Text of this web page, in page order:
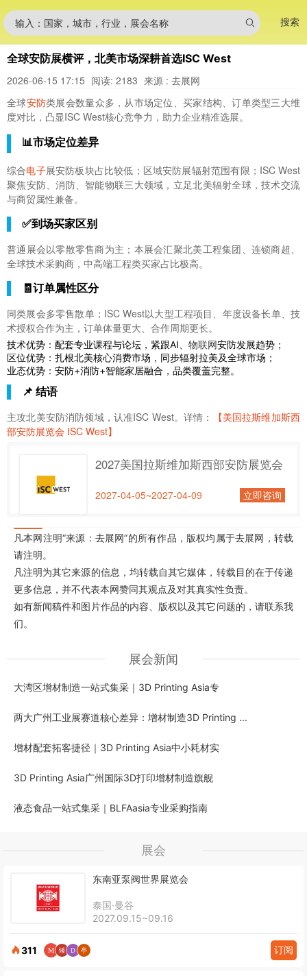
输入：国家，城市，行业，展会名称 搜索
全球安防展横评，北美市场深耕首选ISC West
2026-06-15 17:15 阅读: 2183 来源 : 去展网
全球安防类展会数量众多，从市场定位、买家结构、订单类型三大维
度对比，凸显ISC West核心竞争力，助力企业精准选展。
📊市场定位差异
综合电子展安防板块占比较低；区域安防展辐射范围有限；ISC West
聚焦安防、消防、智能物联三大领域，立足北美辐射全球，技术交流
与商贸属性兼备。
✅到场买家区别
普通展会以零散零售商为主；本展会汇聚北美工程集团、连锁商超、
全球技术采购商，中高端工程类买家占比极高。
🧾订单属性区分
同类展会多零售散单；ISC West以大型工程项目、年度设备长单、技
术授权合作为主，订单体量更大、合作周期更长。
技术优势：配套专业课程与论坛，紧跟AI、 物联网安防发展趋势；
区位优势：扎根北美核心消费市场，同步辐射拉美及全球市场；
业态优势：安防+消防+智能家居融合，品类覆盖完整。
📌 结语
主攻北美安防消防领域，认准ISC West。详情：
【美国拉斯维加斯西
部安防展览会 ISC West】
2027美国拉斯维加斯西部安防展览会
2027-04-05~2027-04-09 立即咨询
凡本网注明“来源：去展网”的所有作品，版权均属于去展网，转载
请注明。
凡注明为其它来源的信息，均转载自其它媒体，转载目的在于传递
更多信息，并不代表本网赞同其观点及对其真实性负责。
如有新闻稿件和图片作品的内容、版权以及其它问题的，请联系我
们。
展会新闻
大湾区增材制造一站式集采｜3D Printing Asia专
两大广州工业展赛道核心差异：增材制造3D Printing ...
增材配套拓客捷径｜3D Printing Asia中小耗材实
3D Printing Asia广州国际3D打印增材制造旗舰
液态食品一站式集采｜BLFAasia专业采购指南
展会
东南亚泵阀世界展览会
泰国·曼谷
2027.09.15~09.16
311 订阅